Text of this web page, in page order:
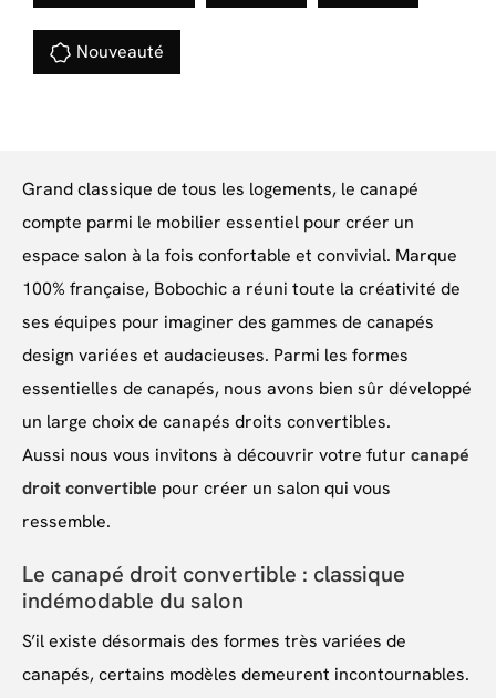
Nouveauté
Grand classique de tous les logements, le canapé
compte parmi le mobilier essentiel pour créer un
espace salon à la fois confortable et convivial. Marque
100% française, Bobochic a réuni toute la créativité de
ses équipes pour imaginer des gammes de canapés
design variées et audacieuses. Parmi les formes
essentielles de canapés, nous avons bien sûr développé
un large choix de canapés droits convertibles.
Aussi nous vous invitons à découvrir votre futur canapé
droit convertible pour créer un salon qui vous
ressemble.
Le canapé droit convertible : classique
indémodable du salon
S’il existe désormais des formes très variées de
canapés, certains modèles demeurent incontournables.